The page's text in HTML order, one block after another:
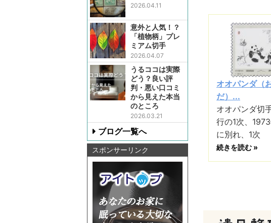
オオパンダ（
だ）...
オオパンダ切
行の1次、
に別れ、1次
続きを読む »
2026.04.11
意外と人気！？
「植物柄」プレ
ミアム切手
2026.04.07
うるココは実際
どう？良い評
判・悪い口コミ
から見えた本当
のところ
2026.03.21
ブログ一覧へ
スポンサーリンク